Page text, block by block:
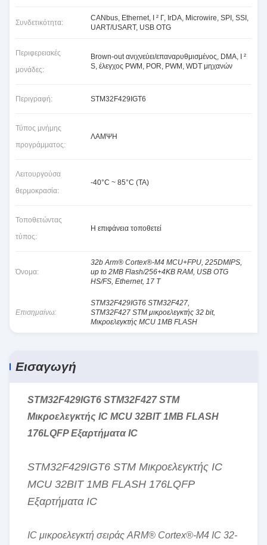
Συνδετικότητα:
CANbus, Ethernet, Ι ² Γ, IrDA, Microwire, SPI, SSI,
UART/USART, USB OTG
Περιφερειακές
μονάδες:
Brown-out ανιχνεύει/επαναρυθμισμένος, DMA, Ι ²
S, έλεγχος PWM, POR, PWM, WDT μηχανών
Περιγραφή: STM32F429IGT6
Τύπος μνήμης
προγράμματος:
ΛΑΜΨΗ
Λειτουργούσα
θερμοκρασία:
-40°C ~ 85°C (TA)
Τοποθετώντας
τύπος:
Η επιφάνεια τοποθετεί
Όνομα:
32b Arm® Cortex®-M4 MCU+FPU, 225DMIPS,
up to 2MB Flash/256+4KB RAM, USB OTG
HS/FS, Ethernet, 17 T
Επισημαίνω:
STM32F429IGT6 STM32F427,
STM32F427 STM μικροελεγκτής 32 bit,
Μικροελεγκτής MCU 1MB FLASH
Εισαγωγή
STM32F429IGT6 STM32F427 STM
Μικροελεγκτής IC MCU 32BIT 1MB FLASH
176LQFP Εξαρτήματα IC
STM32F429IGT6 STM Μικροελεγκτής IC
MCU 32BIT 1MB FLASH 176LQFP
Εξαρτήματα IC
IC μικροελεγκτή σειράς ARM® Cortex®-M4 IC 32-